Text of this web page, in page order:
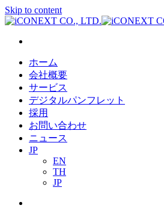
Skip to content
ホーム
会社概要
サービス
デジタルパンフレット
採用
お問い合わせ
ニュース
JP
EN
TH
JP